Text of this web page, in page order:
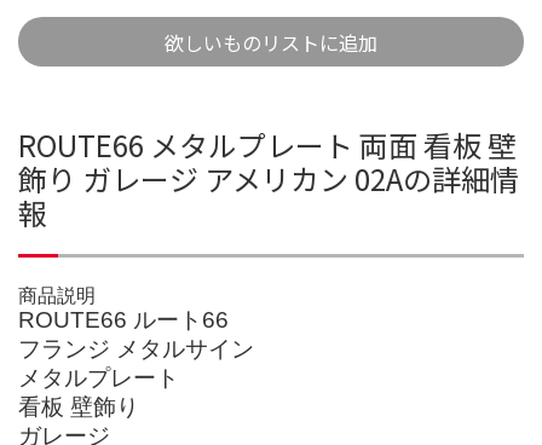
欲しいものリストに追加
ROUTE66 メタルプレート 両面 看板 壁
飾り ガレージ アメリカン 02Aの詳細情
報
商品説明
ROUTE66 ルート66
フランジ メタルサイン
メタルプレート
看板 壁飾り
ガレージ